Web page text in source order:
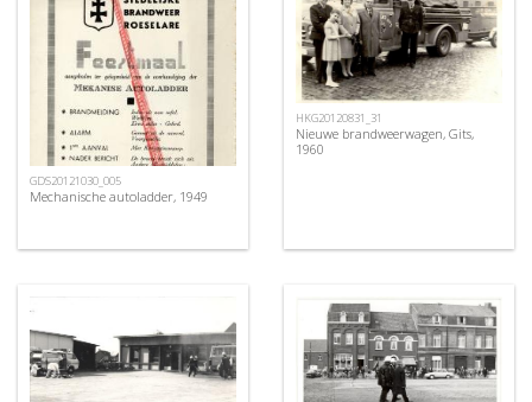
GDS20121030_005
Mechanische autoladder, 1949
HKG20120831_31
Nieuwe brandweerwagen, Gits,
1960